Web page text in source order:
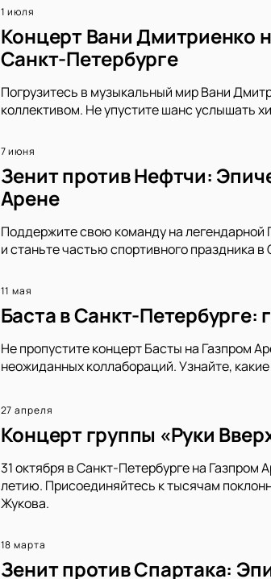
1 июля
Концерт Вани Дмитриенко
Санкт-Петербурге
Погрузитесь в музыкальный мир Вани
коллективом. Не упустите шанс услышать
7 июня
Зенит против Нефтчи:
Арене
Поддержите свою команду на
и станьте частью спортивного праздника
11 мая
Баста в Санкт-Петербурге:
Не пропустите концерт Басты на Газпром
неожиданных коллабораций. Узнайте,
27 апреля
Концерт группы «Руки
31 октября в Санкт-Петербурге на
летию. Присоединяйтесь к тысячам
Жукова.
18 марта
Зенит против Спартака: